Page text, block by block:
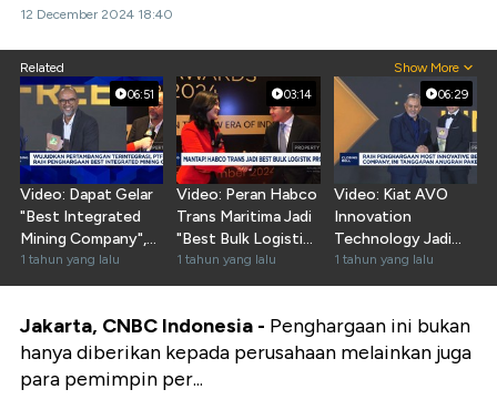
12 December 2024 18:40
Related Show More
06:51
Video: Dapat Gelar
"Best Integrated
Mining Company",
Ini Kata Freeport
1 tahun yang lalu
03:14
Video: Peran Habco
Trans Maritima Jadi
"Best Bulk Logistics
Provider"
1 tahun yang lalu
06:29
Video: Kiat AVO
Innovation
Technology Jadi
Innovative Beauty
Company
1 tahun yang lalu
Jakarta, CNBC Indonesia - Penghargaan ini bukan
hanya diberikan kepada perusahaan melainkan juga
para pemimpin per...